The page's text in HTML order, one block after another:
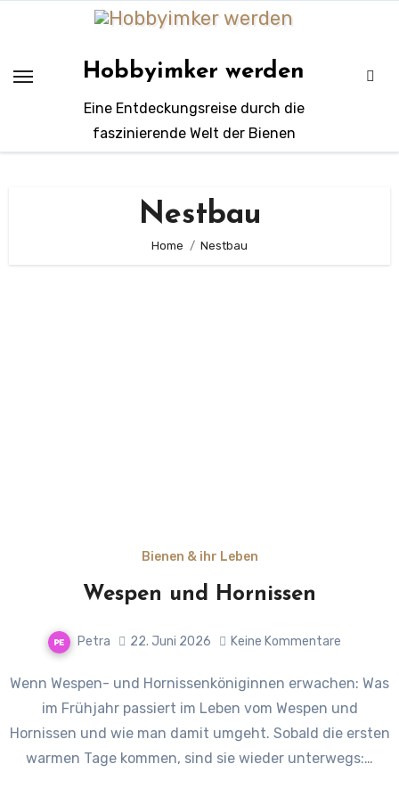
Hobbyimker werden
Eine Entdeckungsreise durch die
faszinierende Welt der Bienen
Nestbau
Home Nestbau
Bienen & ihr Leben
Wespen und Hornissen
Petra 22. Juni 2026 Keine Kommentare
Wenn Wespen- und Hornissenköniginnen erwachen: Was
im Frühjahr passiert im Leben vom Wespen und
Hornissen und wie man damit umgeht. Sobald die ersten
warmen Tage kommen, sind sie wieder unterwegs:…